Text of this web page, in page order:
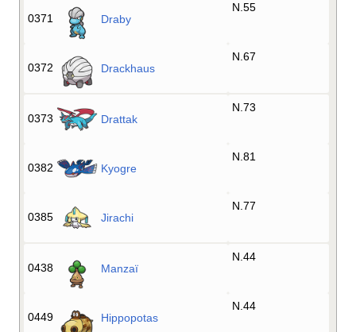
0371 Draby
N.55
0372 Drackhaus
N.67
0373 Drattak
N.73
0382 Kyogre
N.81
0385 Jirachi
N.77
0438 Manzaï
N.44
0449 Hippopotas
N.44